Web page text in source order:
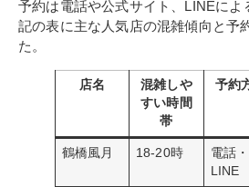
予約は電話や公式サイト、LINEによ
記の表に主な人気店の混雑傾向と予
た。
店名
混雑しや
すい時間
帯
予約
鶴橋風月 18-20時
電話・
LINE